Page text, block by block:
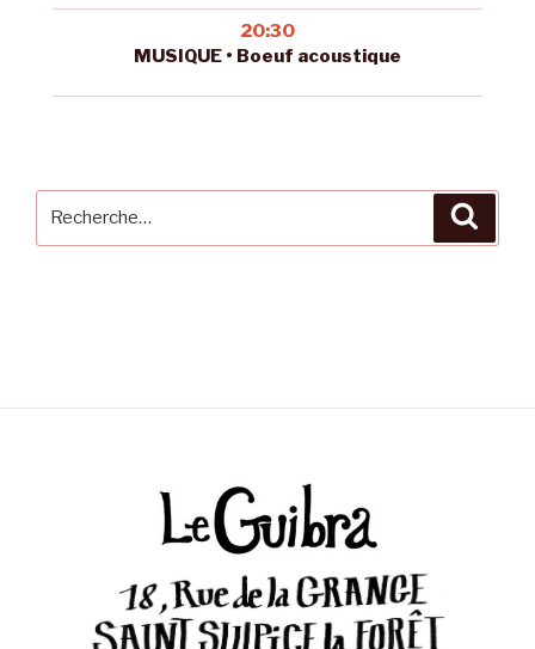
20:30
MUSIQUE • Boeuf acoustique